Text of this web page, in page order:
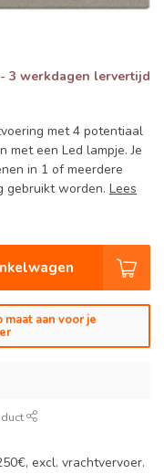
3 werkdagen lervertijd
met 4 potentiaal
met een Led lampje. Je
in 1 of meerdere
gebruikt worden. Lees
aan voor je
excl. vrachtvervoer.